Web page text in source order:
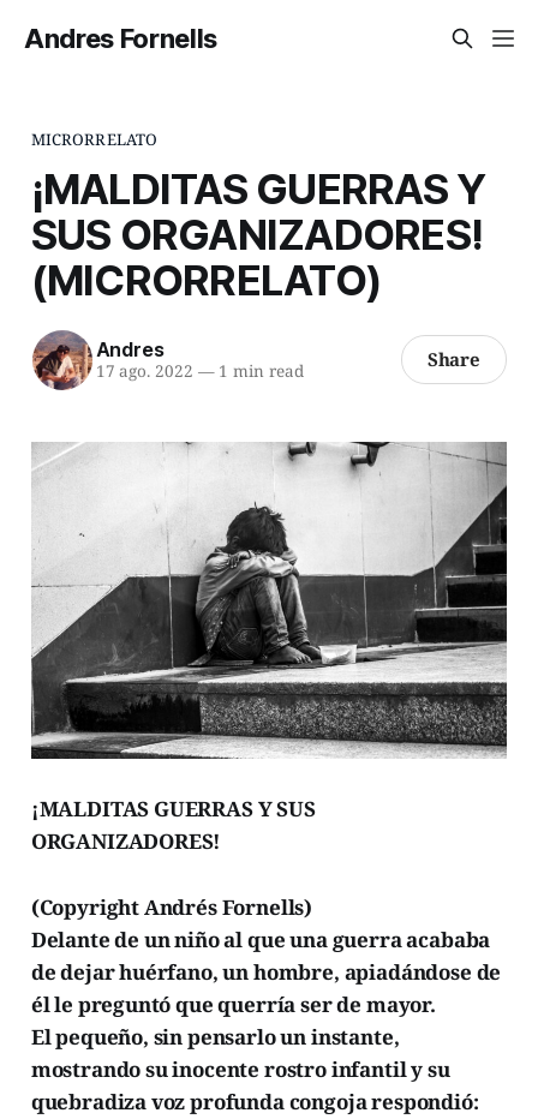
Andres Fornells
MICRORRELATO
¡MALDITAS GUERRAS Y
SUS ORGANIZADORES!
(MICRORRELATO)
Andres
17 ago. 2022 —1 min read Share
¡MALDITAS GUERRAS Y SUS
ORGANIZADORES!
(Copyright Andrés Fornells)
Delante de un niño al que una guerra acababa
de dejar huérfano, un hombre, apiadándose de
él le preguntó que querría ser de mayor.
El pequeño, sin pensarlo un instante,
mostrando su inocente rostro infantil y su
quebradiza voz profunda congoja respondió: